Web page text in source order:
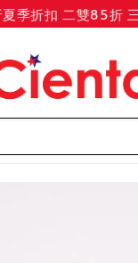
季折扣 二雙85折